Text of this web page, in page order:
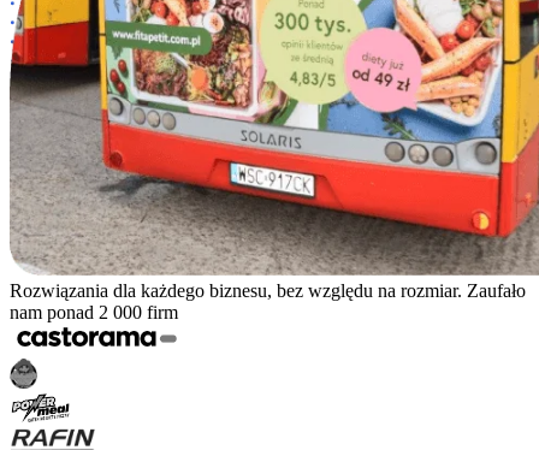
Rozwiązania dla każdego biznesu, bez względu na rozmiar. Zaufało
nam ponad 2 000 firm